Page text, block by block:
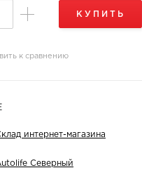
КУПИТЬ
к сравнению
интернет-магазина
Северный